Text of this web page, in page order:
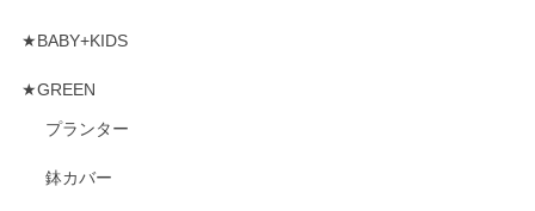
★BABY+KIDS
★GREEN
プランター
鉢カバー